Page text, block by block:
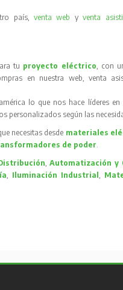
país, venta web yventa
tu proyecto eléctrico, con
en nuestra web, venta
lo que nos hace líderes en
personalizados según las
necesitas desde materiales
de poder.
,Automatización y
, Iluminación Industrial ,